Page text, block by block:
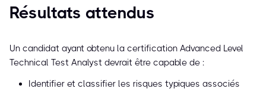
Résultats attendus
Un candidat ayant obtenu la certification Advanced Level
Technical Test Analyst devrait être capable de :
Identifier et classifier les risques typiques associés